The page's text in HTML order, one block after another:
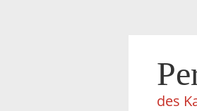
des